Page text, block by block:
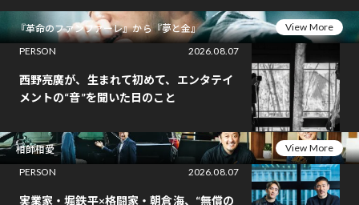
『革命のファンファーレ』から『夢と金』
View More
PERSON
2026.08.07
西野亮廣が、生まれて初めて、エンタテイ
メントの“音”を聞いた日のこと
相師相愛
View More
PERSON
2026.08.07
実業家・堀鉄平×格闘家・朝倉海、“無償の